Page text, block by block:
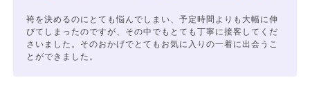
袴を決めるのにとても悩んでしまい、予定時間よりも大幅に伸
びてしまったのですが、その中でもとても丁寧に接客してくだ
さいました。そのおかげでとてもお気に入りの一着に出会うこ
とができました。